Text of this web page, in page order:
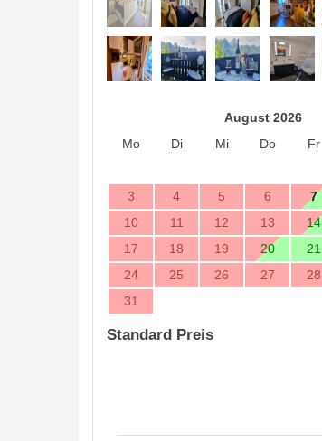
August 2026
Mo
Di Mi Do Fr
3
4 5 6 7
10
11 12 13 14
17
18 19 20 21
24
25 26 27 28
31
Standard Preis